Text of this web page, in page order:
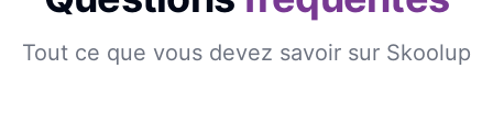
Tout ce que vous devez savoir sur Skoolup